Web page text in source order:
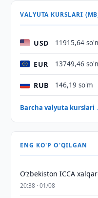
VALYUTA KURSLARI
USD 11915,64
EUR 13749,46
RUB 146,19 so'm
Barcha valyuta kurslari
ENG KO'P O'QILGAN
O‘zbekiston ICCA
20:38 · 01/08